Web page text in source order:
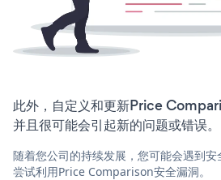
此外，自定义和更新Price
并且很可能会引起新的问题或错误。
随着您公司的持续发展，您可能会遇到
尝试利用Price Comparison安全漏洞。